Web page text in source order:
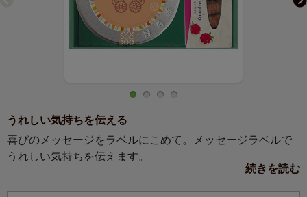
うれしい気持ちを伝える
喜びのメッセージをラベルにこめて。メッセージラベルで
うれしい気持ちを伝えます。
内祝いに、お名前やお誕生日を入れて、「初めまして」の
ごあいさつを！
続きを読む